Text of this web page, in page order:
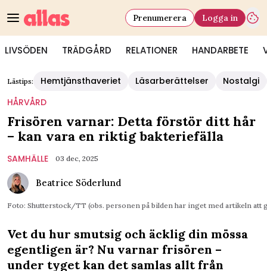
LIVSÖDEN TRÄDGÅRD RELATIONER HANDARBETE
Prenumerera Logga in
Lästips: Hemtjänsthaveriet Läsarberättelser
Nostalgi
HÅRVÅRD
Frisören varnar: Detta förstör ditt hår
– kan vara en riktig bakteriefälla
SAMHÄLLE 03 dec, 2025
Beatrice Söderlund
Foto: Shutterstock/TT (obs. personen på bilden har inget med artikeln att
Vet du hur smutsig och äcklig din mössa
egentligen är? Nu varnar frisören –
under tyget kan det samlas allt från